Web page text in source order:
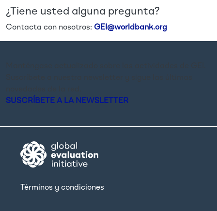
¿Tiene usted alguna pregunta?
Contacta con nosotros: GEI@worldbank.org
SUSCRÍBETE A LA NEWSLETTER
Términos y condiciones